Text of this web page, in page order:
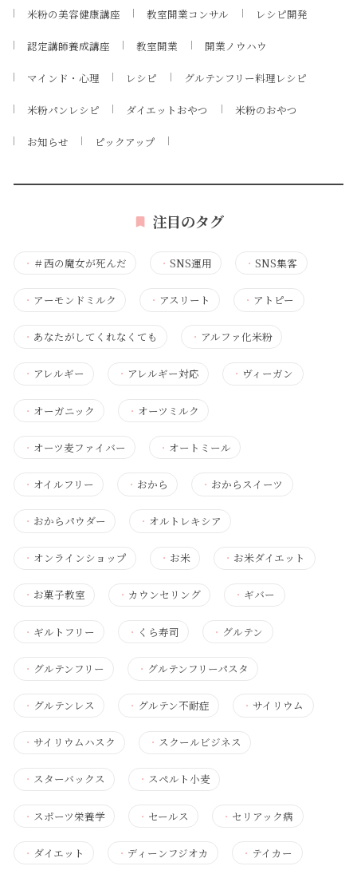
米粉の美容健康講座 教室開業コンサル レシピ開発
認定講師養成講座 教室開業 開業ノウハウ
マインド・心理 レシピ グルテンフリー料理レシピ
米粉パンレシピ ダイエットおやつ 米粉のおやつ
お知らせ ピックアップ
注目のタグ
・ ＃西の魔女が死んだ ・SNS運用 ・SNS集客
・ アーモンドミルク ・ アスリート ・ アトピー
・ あなたがしてくれなくても ・ アルファ化米粉
・ アレルギー ・ アレルギー対応 ・ ヴィーガン
・ オーガニック ・ オーツミルク
・ オーツ麦ファイバー ・ オートミール
・ オイルフリー ・ おから ・ おからスイーツ
・ おからパウダー ・ オルトレキシア
・ オンラインショップ ・ お米 ・ お米ダイエット
・ お菓子教室 ・ カウンセリング ・ ギバー
・ ギルトフリー ・ くら寿司 ・ グルテン
・ グルテンフリー ・ グルテンフリーパスタ
・ グルテンレス ・ グルテン不耐症 ・ サイリウム
・ サイリウムハスク ・ スクールビジネス
・ スターバックス ・ スペルト小麦
・ スポーツ栄養学 ・ セールス ・ セリアック病
・ ダイエット ・ ディーンフジオカ ・ テイカー